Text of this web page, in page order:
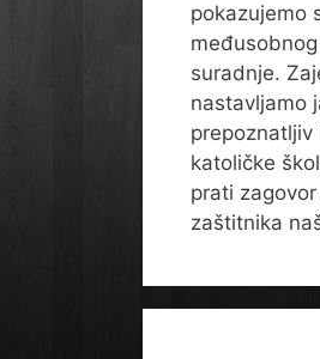
pokazujemo
suradnje.
nastavljamo
katoličke
prati
zaštitnika